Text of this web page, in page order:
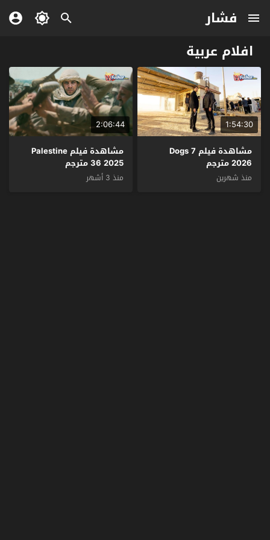
فشار
افلام عربية
1:54:30
مشاهدة فيلم 7 Dogs
2026 مترجم
منذ شهرين
2:06:44
مشاهدة فيلم Palestine
36 2025 مترجم
منذ 3 أشهر